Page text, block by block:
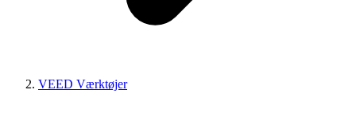
VEED Værktøjer